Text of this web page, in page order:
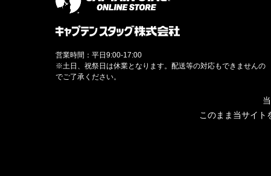
営業時間：平日9:00-17:00
※土日、祝祭日は休業となります。配送等の対応もできませんの
でご了承ください。
このまま当サイト